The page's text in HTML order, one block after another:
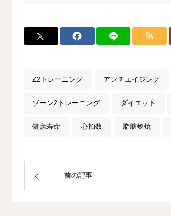
Z2トレーニング アンチエイジング
ゾーン2トレーニング ダイエット
健康寿命 心拍数 脂肪燃焼
前の記事